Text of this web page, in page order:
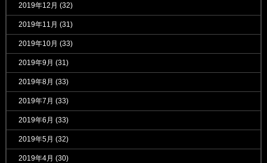
2019年12月 (32)
2019年11月 (31)
2019年10月 (33)
2019年9月 (31)
2019年8月 (33)
2019年7月 (33)
2019年6月 (33)
2019年5月 (32)
2019年4月 (30)